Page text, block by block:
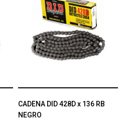
CADENA DID 428D x 136 RB
NEGRO